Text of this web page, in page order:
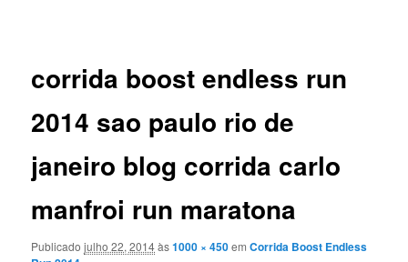
corrida boost endless run
2014 sao paulo rio de
janeiro blog corrida carlo
manfroi run maratona
Publicadojulho 22, 2014às1000 × 450emCorrida Boost Endless